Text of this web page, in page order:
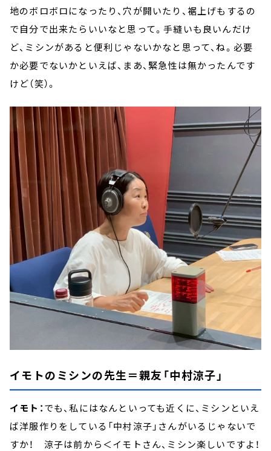
地のボロボロになったり、穴が開いたり、裾上げもするの
で自分で出来たらいいなと思って。手縫いも良いんだけ
ど、ミシンがあると便利じゃないかなと思って、ね。必要
か必要でないかといえば、まあ、緊急性は無かったんです
けど（笑）。
イモトのミシンの先生＝親友「中村涼子」
イモト：でも、私にはなんといっても近くに、ミシンといえ
ば洋服作りをしている「中村涼子」さんがいるじゃないで
すか！ 涼子は前から＜イモトさん、ミシン楽しいですよ！